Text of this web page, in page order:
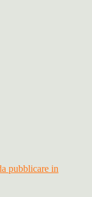
pubblicare in